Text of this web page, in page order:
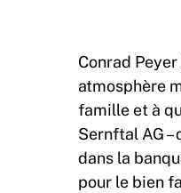
Conrad
atmosphère
famille et à
Sernftal AG –
dans la
pour le bien